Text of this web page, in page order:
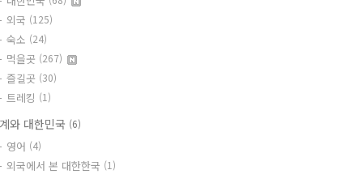
외국 (125)
숙소 (24)
먹을곳 (267)
즐길곳 (30)
트레킹 (1)
와 대한민국 (6)
영어 (4)
외국에서 본 대한한국 (1)